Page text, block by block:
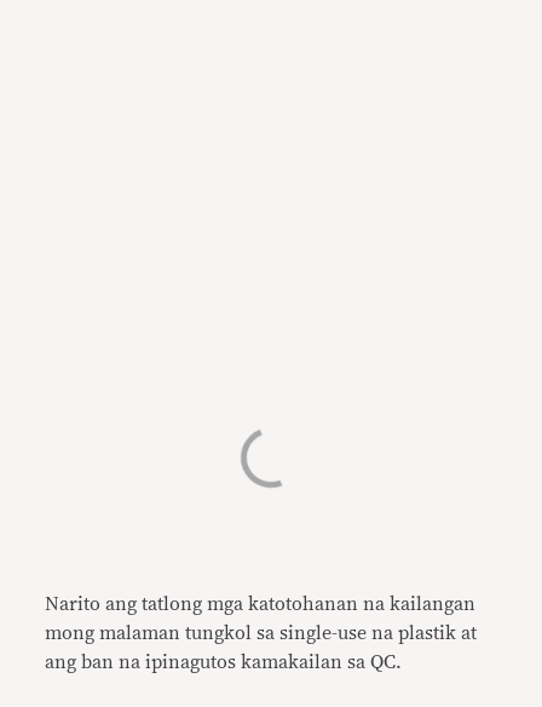
Narito ang tatlong mga katotohanan na kailangan
mong malaman tungkol sa single-use na plastik at
ang ban na ipinagutos kamakailan sa QC.